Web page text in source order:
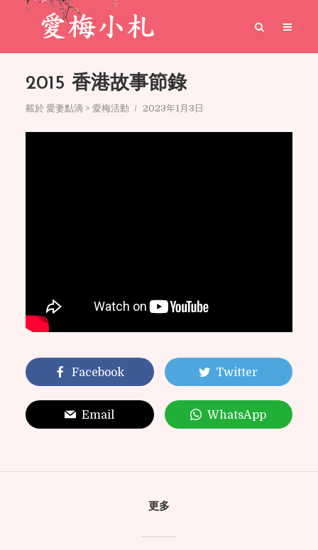
2015 香港故事節錄
載於 愛妻點滴 > 愛梅活動 2023年1月3日
Facebook Twitter
Email WhatsApp
更多